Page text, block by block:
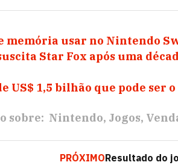
memória usar no Nintendo
Star Fox após uma
US$ 1,5 bilhão que pode ser
sobre: Nintendo Jogos
PRÓXIMOResultado do